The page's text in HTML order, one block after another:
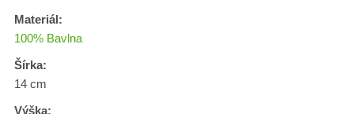
Materiál:
100% Bavlna
Šírka:
14 cm
Výška: